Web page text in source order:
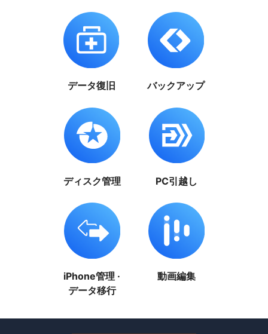
データ復旧 バックアップ
ディスク管理 PC引越し
iPhone管理 ·
データ移行
動画編集